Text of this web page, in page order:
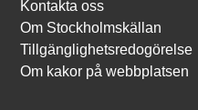
Kontakta oss
Om Stockholmskällan
Tillgänglighetsredogörelse
Om kakor på webbplatsen